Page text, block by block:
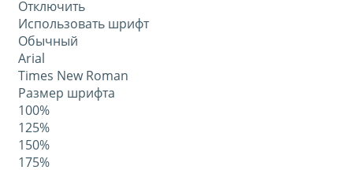
Отключить
Использовать шрифт
Обычный
Arial
Times New Roman
Размер шрифта
100%
125%
150%
175%